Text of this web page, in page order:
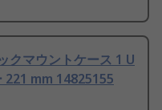
クマウントケース 1 U
mm 14825155